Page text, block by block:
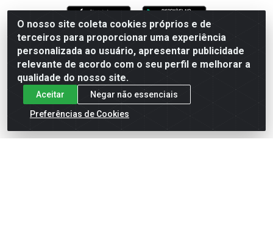
O nosso site coleta cookies próprios e de
terceiros para proporcionar uma experiência
personalizada ao usuário, apresentar publicidade
relevante de acordo com o seu perfil e melhorar a
qualidade do nosso site.
Aceitar
Negar não essenciais
Preferências de Cookies
Formas de Pagamento